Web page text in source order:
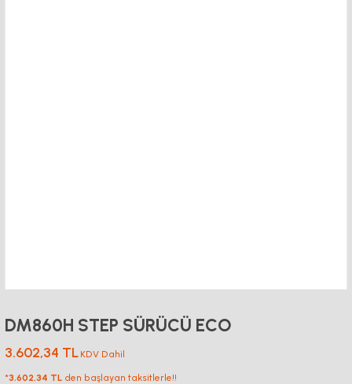
DM860H STEP SÜRÜCÜ ECO
3.602,34 TL KDV Dahil
*3.602,34 TL den başlayan taksitlerle!!